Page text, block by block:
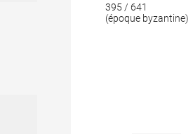
395 / 641
(époque byzantine)